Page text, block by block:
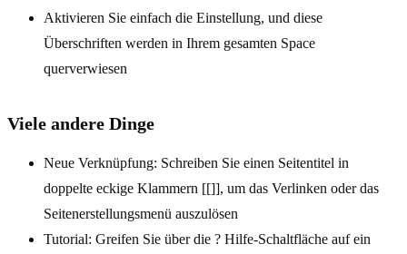
Aktivieren Sie einfach die Einstellung, und diese
Überschriften werden in Ihrem gesamten Space
querverwiesen
Viele andere Dinge
Neue Verknüpfung: Schreiben Sie einen Seitentitel in
doppelte eckige Klammern [[]], um das Verlinken oder das
Seitenerstellungsmenü auszulösen
Tutorial: Greifen Sie über die ? Hilfe-Schaltfläche auf ein